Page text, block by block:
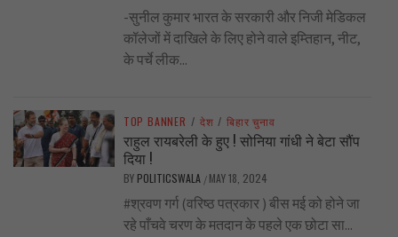
-सुनील कुमार भारत के सरकारी और निजी मेडिकल
कॉलेजों में दाखिले के लिए होने वाले इम्तिहान, नीट,
के पर्चे लीक...
TOP BANNER / देश / बिहार चुनाव
राहुल रायबरेली के हुए ! सोनिया गांधी ने बेटा सौंप
दिया !
BY POLITICSWALA / MAY 18, 2024
#श्रवण गर्ग (वरिष्ठ पत्रकार ) बीस मई को होने जा
रहे पाँचवे चरण के मतदान के पहले एक छोटा सा...